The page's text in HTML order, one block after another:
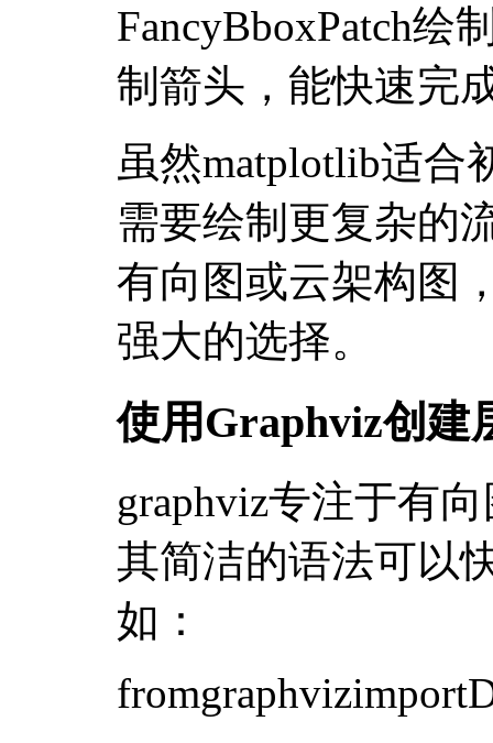
FancyBboxPatch绘
制箭头，能快速完
虽然matplotlib适合
需要绘制更复杂的
有向图或云架构图
强大的选择。
使用Graphviz创建
graphviz专注于有
其简洁的语法可以
如：